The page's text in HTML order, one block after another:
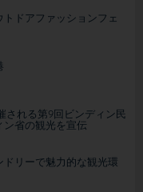
ドアファッションフェ
される第9回ビンディン民
省の観光を宣伝
リーで魅力的な観光環